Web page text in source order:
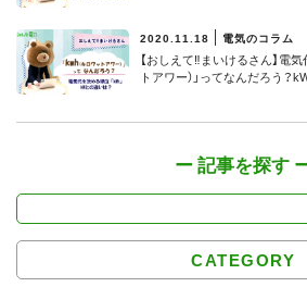
2020.11.18 電気のコラム
【おしえて‼まいけるさん】電
トアワー）」ってなんだろう？
CATEGORY